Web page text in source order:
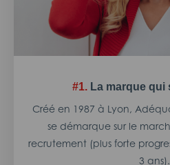
#1. La marque qui
Créé en 1987 à Lyon,
se démarque sur le
recrutement (plus forte
3 ans).